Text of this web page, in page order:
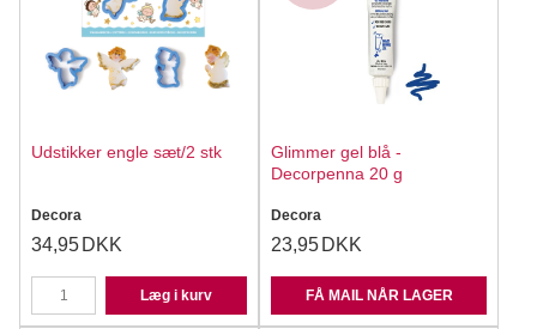
Udstikker engle sæt/2 stk
Decora
34,95 DKK
Læg i kurv
Glimmer gel blå -
Decorpenna 20 g
Decora
23,95 DKK
FÅ MAIL NÅR LAGER